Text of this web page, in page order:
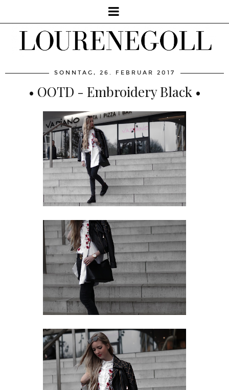
SONNTAG, 26. FEBRUAR 2017
• OOTD - Embroidery Black •